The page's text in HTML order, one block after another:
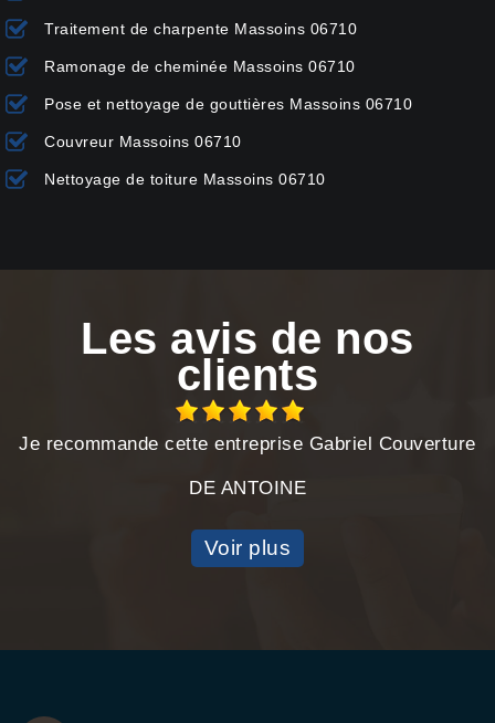
Traitement de charpente Massoins 06710
Ramonage de cheminée Massoins 06710
Pose et nettoyage de gouttières Massoins 06710
Couvreur Massoins 06710
Nettoyage de toiture Massoins 06710
Les avis de nos
clients
Je recommande cette entreprise Gabriel Couverture
DE ANTOINE
Voir plus